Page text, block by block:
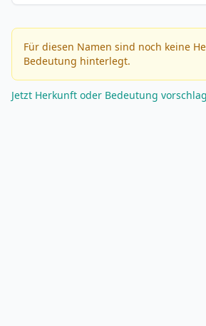
Für diesen Namen sind noch keine
Bedeutung hinterlegt.
Jetzt Herkunft oder Bedeutung